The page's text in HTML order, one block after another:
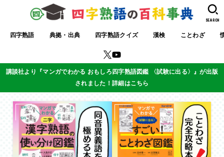
四字熟語 典拠・出典 四字熟語クイズ 漢検 ことわざ
SEARCH
講談社より『マンガでわかる おもしろ四字熟語図鑑 〈試験に出る〉』が出版
されました！詳細はこちら